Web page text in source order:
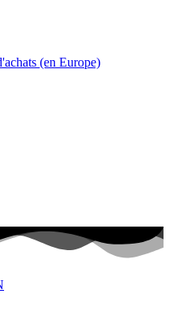
(en Europe)